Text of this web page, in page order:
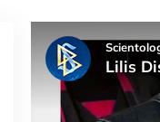
Los Principios
Una Introducción a